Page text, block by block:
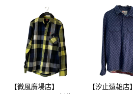
【微風廣場店】
【汐止遠雄店】